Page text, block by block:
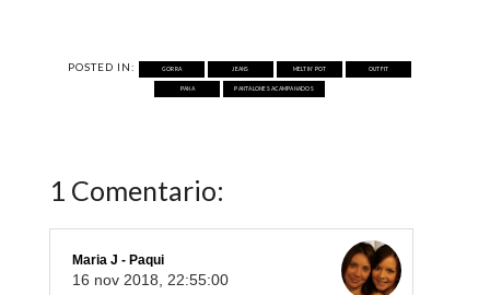
POSTED IN: GORRA JEANS MELTIN' POT OUTFIT
PANA PANTALONES ACAMPANADOS
1 Comentario:
Maria J - Paqui
16 nov 2018, 22:55:00